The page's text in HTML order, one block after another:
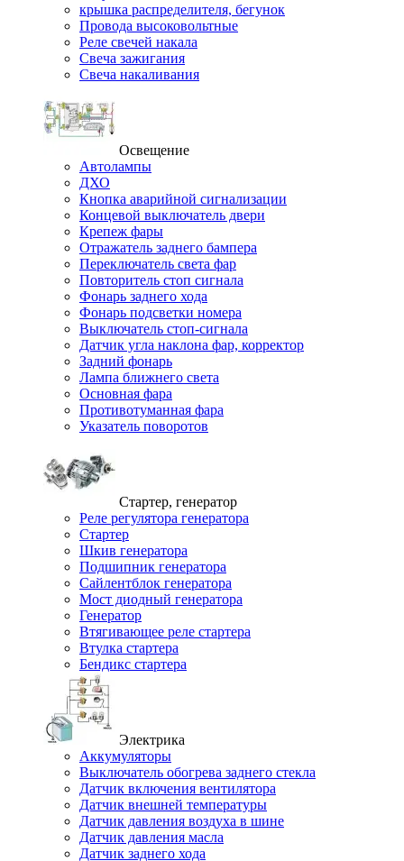
крышка распределителя, бегунок
Провода высоковольтные
Реле свечей накала
Свеча зажигания
Свеча накаливания
Освещение
Автолампы
ДХО
Кнопка аварийной сигнализации
Концевой выключатель двери
Крепеж фары
Отражатель заднего бампера
Переключатель света фар
Повторитель стоп сигнала
Фонарь заднего хода
Фонарь подсветки номера
Выключатель стоп-сигнала
Датчик угла наклона фар, корректор
Задний фонарь
Лампа ближнего света
Основная фара
Противотуманная фара
Указатель поворотов
Стартер, генератор
Реле регулятора генератора
Стартер
Шкив генератора
Подшипник генератора
Сайлентблок генератора
Мост диодный генератора
Генератор
Втягивающее реле стартера
Втулка стартера
Бендикс стартера
Электрика
Аккумуляторы
Выключатель обогрева заднего стекла
Датчик включения вентилятора
Датчик внешней температуры
Датчик давления воздуха в шине
Датчик давления масла
Датчик заднего хода